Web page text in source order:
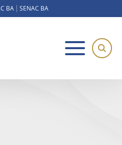
BA SENAC BA